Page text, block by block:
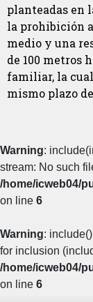
planteadas en
la prohibición
medio y una
de 100 metros
familiar, la
mismo plazo
Warning:
stream: No such
/home/icweb04/
on line 6
Warning:
for inclusion
/home/icweb04/
on line 6